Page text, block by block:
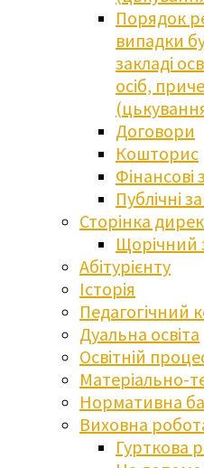
Порядок
випадки
закладі
осіб,
Договори
Кошторис
Фінансові
Публічні
Сторінка
Щорічний
Абітурієнту
Історія
Педагогічний
Дуальна освіта
Освітній
Матеріально-
Нормативна
Виховна
Гурткова